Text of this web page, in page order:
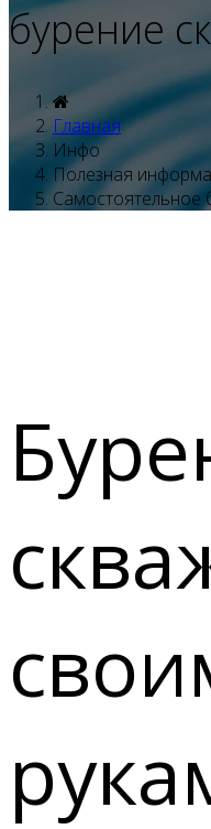
бурение
Главная
Инфо
Полезная
Самостоятельное